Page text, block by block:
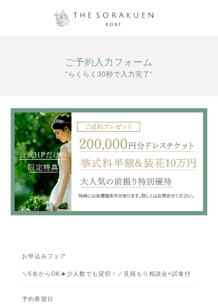
ご予約入力フォーム
"らくらく30秒で入力完了"
お申込みフェア
＼6名からOK★少人数でも貸切！／見積もり相談会×試食付
予約希望日